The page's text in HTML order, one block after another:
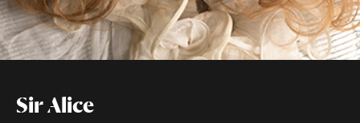
Sir Alice